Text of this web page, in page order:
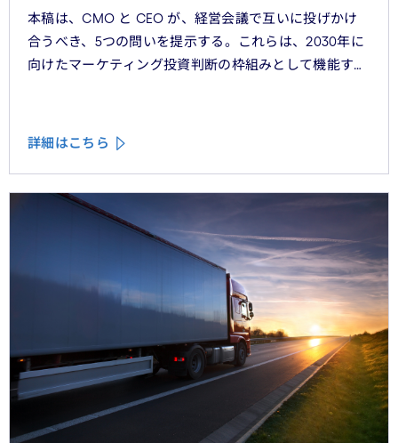
本稿は、CMO と CEO が、経営会議で互いに投げかけ
合うべき、5つの問いを提示する。これらは、2030年に
向けたマーケティング投資判断の枠組みとして機能する
詳細はこちら